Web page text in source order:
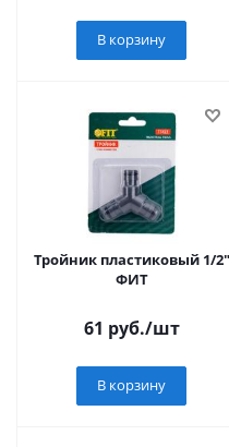
В корзину
Тройник пластиковый 1/2"
ФИТ
61 руб./шт
В корзину